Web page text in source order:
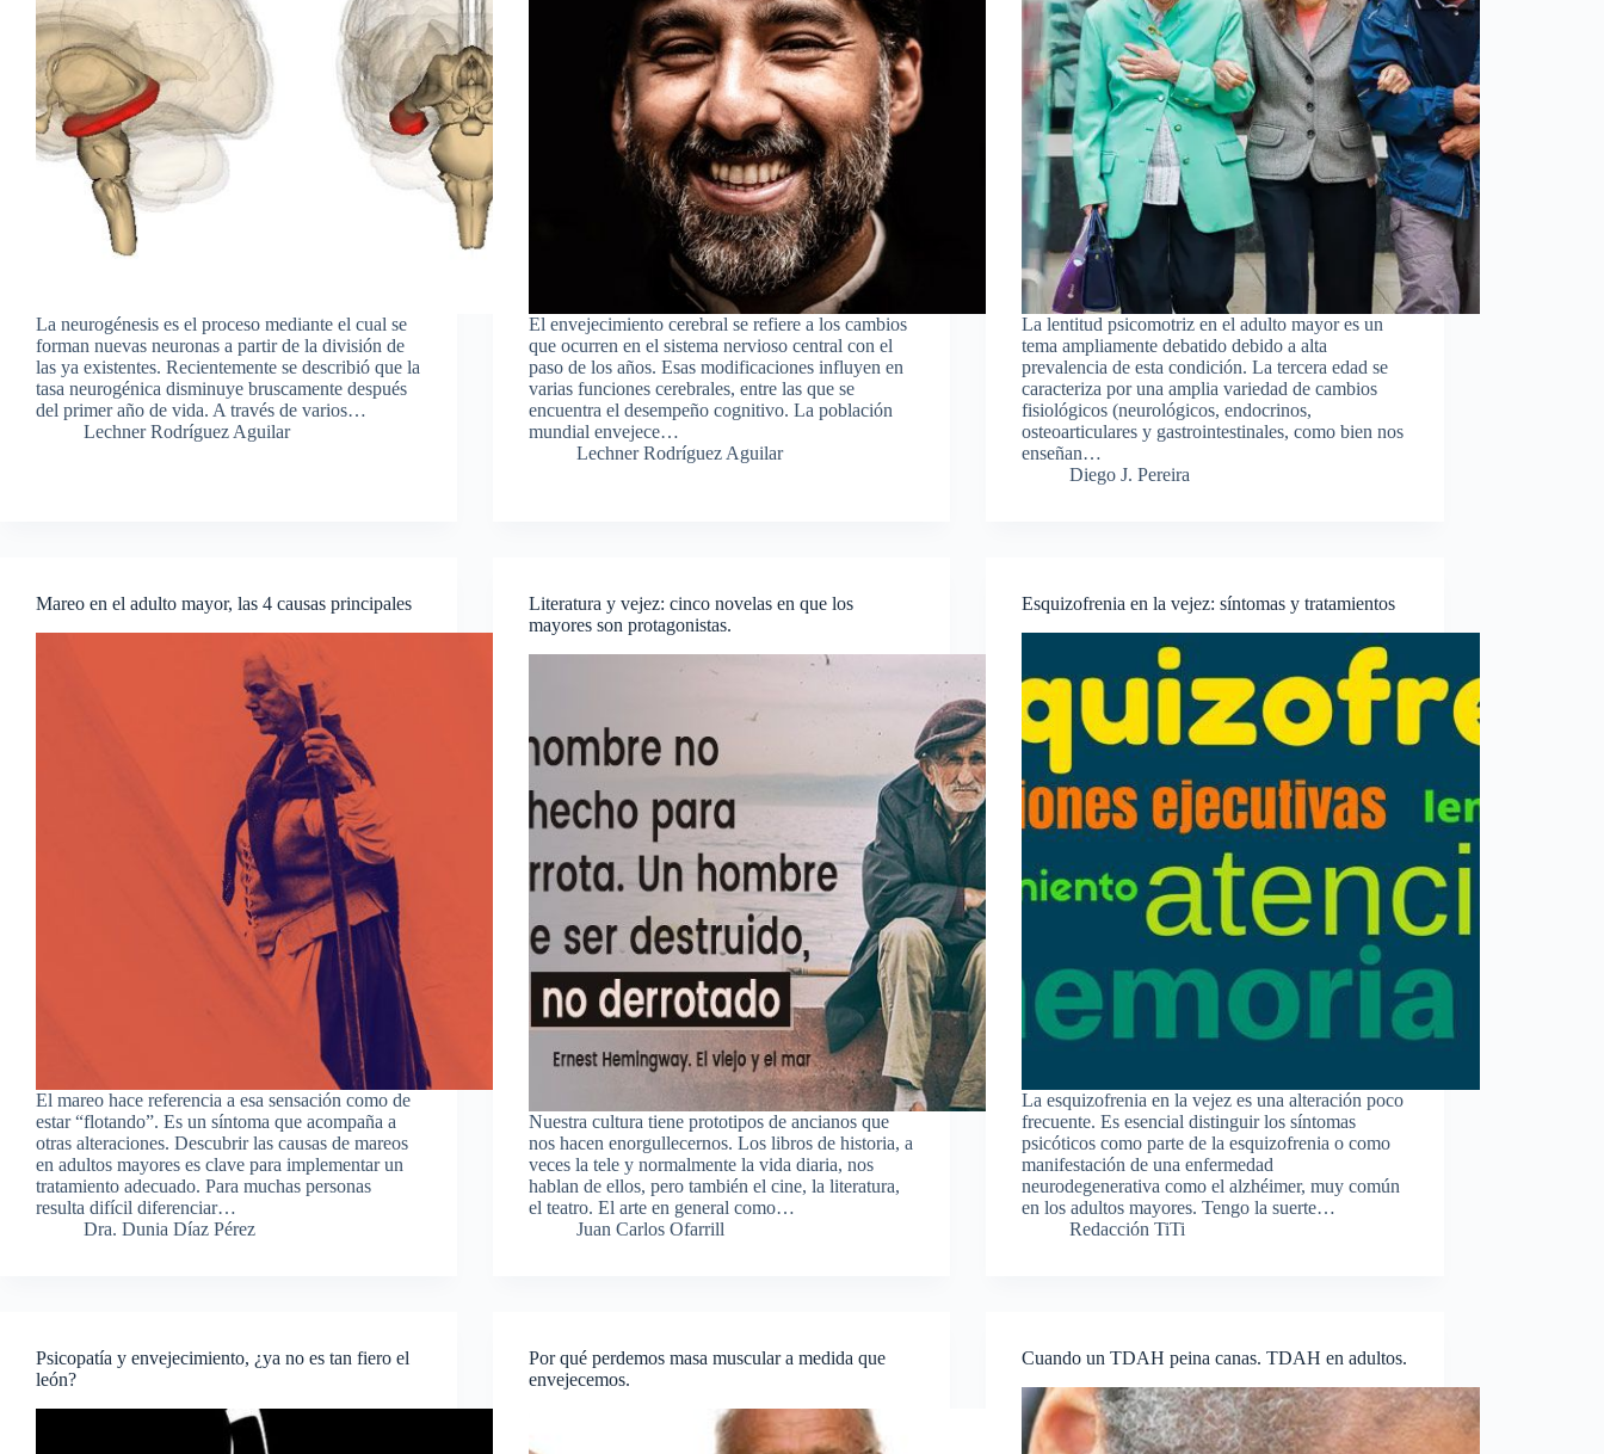
La neurogénesis es el proceso mediante el cual se
forman nuevas neuronas a partir de la división de
las ya existentes. Recientemente se describió que la
tasa neurogénica disminuye bruscamente después
del primer año de vida. A través de varios…
Lechner Rodríguez Aguilar
El envejecimiento cerebral se refiere a los cambios
que ocurren en el sistema nervioso central con el
paso de los años. Esas modificaciones influyen en
varias funciones cerebrales, entre las que se
encuentra el desempeño cognitivo. La población
mundial envejece…
Lechner Rodríguez Aguilar
La lentitud psicomotriz en el adulto mayor es un
tema ampliamente debatido debido a alta
prevalencia de esta condición. La tercera edad se
caracteriza por una amplia variedad de cambios
fisiológicos (neurológicos, endocrinos,
osteoarticulares y gastrointestinales, como bien nos
enseñan…
Diego J. Pereira
Mareo en el adulto mayor, las 4 causas principales
El mareo hace referencia a esa sensación como de
estar “flotando”. Es un síntoma que acompaña a
otras alteraciones. Descubrir las causas de mareos
en adultos mayores es clave para implementar un
tratamiento adecuado. Para muchas personas
resulta difícil diferenciar…
Dra. Dunia Díaz Pérez
Literatura y vejez: cinco novelas en que los
mayores son protagonistas.
Nuestra cultura tiene prototipos de ancianos que
nos hacen enorgullecernos. Los libros de historia, a
veces la tele y normalmente la vida diaria, nos
hablan de ellos, pero también el cine, la literatura,
el teatro. El arte en general como…
Juan Carlos Ofarrill
Esquizofrenia en la vejez: síntomas y tratamientos
La esquizofrenia en la vejez es una alteración poco
frecuente. Es esencial distinguir los síntomas
psicóticos como parte de la esquizofrenia o como
manifestación de una enfermedad
neurodegenerativa como el alzhéimer, muy común
en los adultos mayores. Tengo la suerte…
Redacción TiTi
Psicopatía y envejecimiento, ¿ya no es tan fiero el
león?
Por qué perdemos masa muscular a medida que
envejecemos.
Cuando un TDAH peina canas. TDAH en adultos.